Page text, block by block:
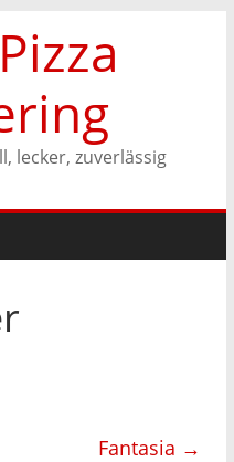
lecker, zuverlässig
Fantasia →